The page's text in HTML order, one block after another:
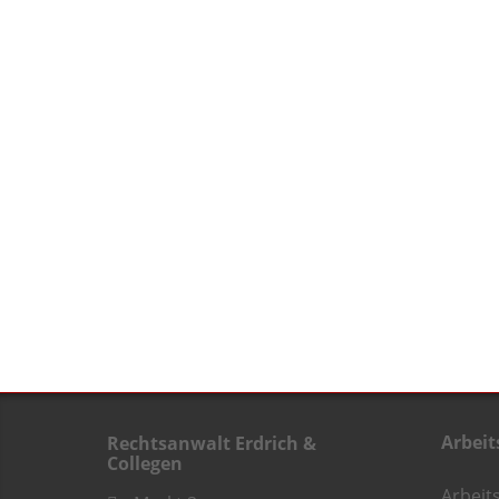
Rechtsanwalt Erdrich &
Collegen